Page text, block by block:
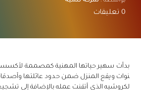
بواسطة : شركة تنمية
تعليقات
نوات ويقع المنزل ضمن حدود عائلتها